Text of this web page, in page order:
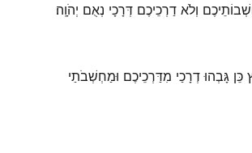
וְלֹא דַרְכֵיכֶם דְּרָכָי נְאֻם יְהֹוָֽה׃
כֵּן גָּבְהוּ דְרָכַי מִדַּרְכֵיכֶם וּמַחְשְׁבֹתַי